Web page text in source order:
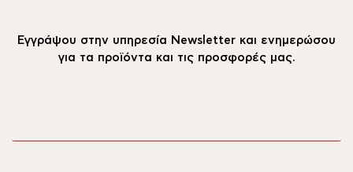
Εγγράψου στην υπηρεσία Newsletter και ενημερώσου
για τα προϊόντα και τις προσφορές μας.